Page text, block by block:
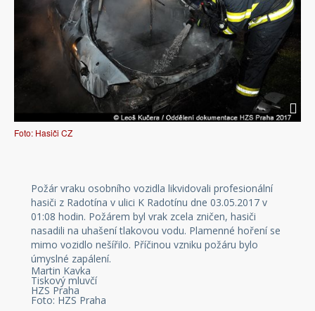
Foto: Hasiči CZ
Požár vraku osobního vozidla likvidovali profesionální
hasiči z Radotína v ulici K Radotínu dne 03.05.2017 v
01:08 hodin. Požárem byl vrak zcela zničen, hasiči
nasadili na uhašení tlakovou vodu. Plamenné hoření se
mimo vozidlo nešířilo. Příčinou vzniku požáru bylo
úmyslné zapálení.
Martin Kavka
Tiskový mluvčí
HZS Praha
Foto: HZS Praha